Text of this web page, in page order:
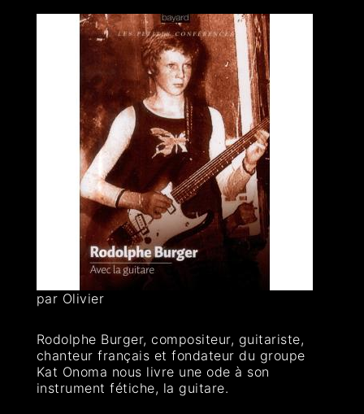
par Olivier
Rodolphe Burger, compositeur, guitariste,
chanteur français et fondateur du groupe
Kat Onoma nous livre une ode à son
instrument fétiche, la guitare.